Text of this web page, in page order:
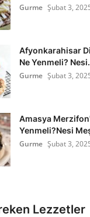
Gurme Şubat 3,
Afyonkarahisar
Ne Yenmeli?
Gurme Şubat 3,
Amasya
Yenmeli?Nesi
Gurme Şubat 3,
Lezzetler